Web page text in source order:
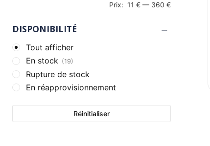
Prix: 11 €— 360 €
DISPONIBILITÉ
Tout afficher
En stock (19)
Rupture de stock
En réapprovisionnement
Réinitialiser